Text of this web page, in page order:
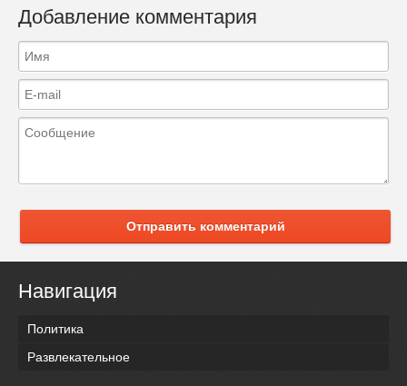
Добавление комментария
Отправить комментарий
Навигация
Политика
Развлекательное